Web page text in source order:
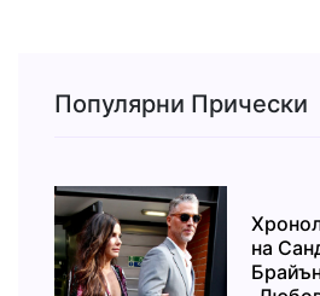
Популярни Прически
на